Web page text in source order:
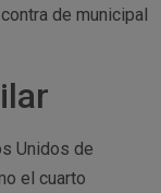
de municipal
Unidos de
el cuarto